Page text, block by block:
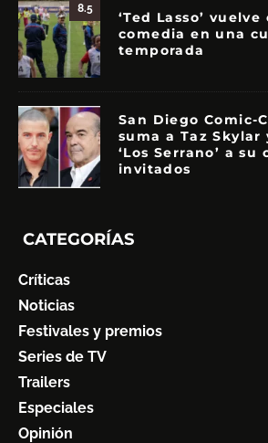
8.5
‘Ted Lasso’
comedia en una
temporada
San Diego Comic-
suma a Taz
‘Los Serrano’ a su
invitados
CATEGORÍAS
Críticas
Noticias
Festivales y premios
Series de TV
Trailers
Especiales
Opinión